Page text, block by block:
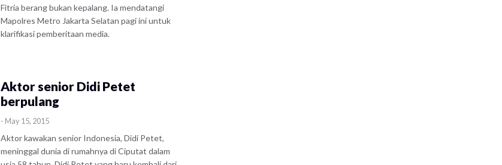
Fitria berang bukan kepalang. Ia mendatangi
Mapolres Metro Jakarta Selatan pagi ini untuk
klarifikasi pemberitaan media.
Aktor senior Didi Petet
berpulang
- May 15, 2015
Aktor kawakan senior Indonesia, Didi Petet,
meninggal dunia di rumahnya di Ciputat dalam